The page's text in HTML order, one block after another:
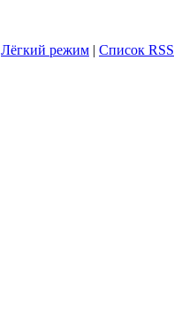
Лёгкий режим | Список RSS